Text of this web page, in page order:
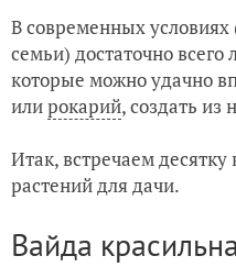
В современных условиях
семьи) достаточно
которые можно удачно
илирокарий, создать из
Итак, встречаем
растений для дачи.
Вайда